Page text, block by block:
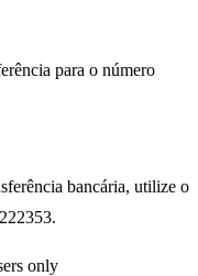
para o número
bancária, utilize o
only